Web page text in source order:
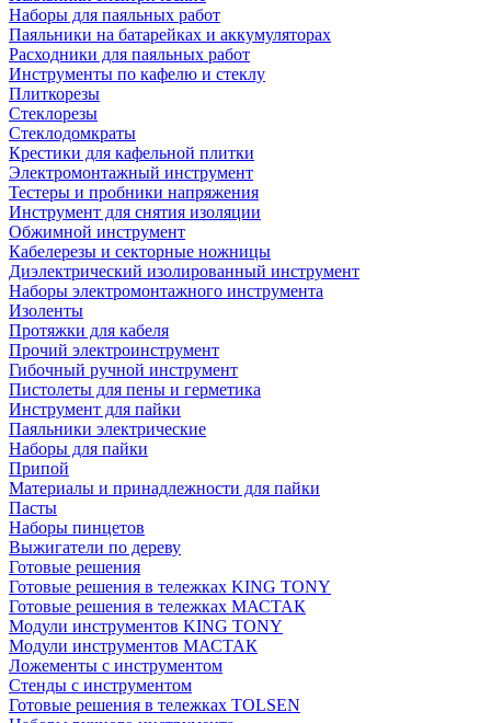
Наборы для паяльных работ
Паяльники на батарейках и аккумуляторах
Расходники для паяльных работ
Инструменты по кафелю и стеклу
Плиткорезы
Стеклорезы
Стеклодомкраты
Крестики для кафельной плитки
Электромонтажный инструмент
Тестеры и пробники напряжения
Инструмент для снятия изоляции
Обжимной инструмент
Кабелерезы и секторные ножницы
Диэлектрический изолированный инструмент
Наборы электромонтажного инструмента
Изоленты
Протяжки для кабеля
Прочий электроинструмент
Гибочный ручной инструмент
Пистолеты для пены и герметика
Инструмент для пайки
Паяльники электрические
Наборы для пайки
Припой
Материалы и принадлежности для пайки
Пасты
Наборы пинцетов
Выжигатели по дереву
Готовые решения
Готовые решения в тележках KING TONY
Готовые решения в тележках МАСТАК
Модули инструментов KING TONY
Модули инструментов МАСТАК
Ложементы с инструментом
Стенды с инструментом
Готовые решения в тележках TOLSEN